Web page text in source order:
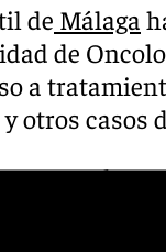
de Málaga
de
a
otros casos
operar el
una técnica